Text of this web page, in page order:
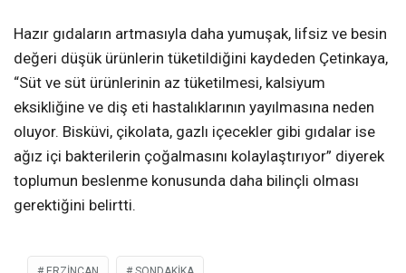
Hazır gıdaların artmasıyla daha yumuşak, lifsiz ve besin
değeri düşük ürünlerin tüketildiğini kaydeden Çetinkaya,
“Süt ve süt ürünlerinin az tüketilmesi, kalsiyum
eksikliğine ve diş eti hastalıklarının yayılmasına neden
oluyor. Bisküvi, çikolata, gazlı içecekler gibi gıdalar ise
ağız içi bakterilerin çoğalmasını kolaylaştırıyor” diyerek
toplumun beslenme konusunda daha bilinçli olması
gerektiğini belirtti.